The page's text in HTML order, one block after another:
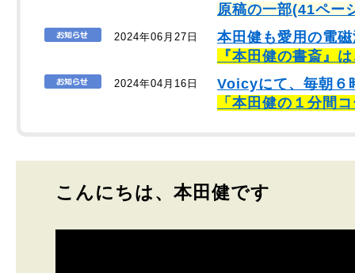
原稿の一部(41ペー
2024年06月27日
本田健も愛用の電
『本田健の書斎』
2024年04月16日
Voicyにて、毎朝６
「本田健の１分間
こんにちは、本田健です